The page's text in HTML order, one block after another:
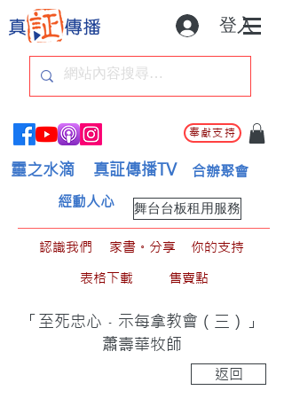
登入
奉獻支持
靈之水滴 真証傳播TV 合辦聚會
舞台台板租用服務
經動人心
認識我們 家書。分享
你的支持
表格下載
售賣點
「至死忠心﹣示每拿教會（三）」
蕭壽華牧師
返回